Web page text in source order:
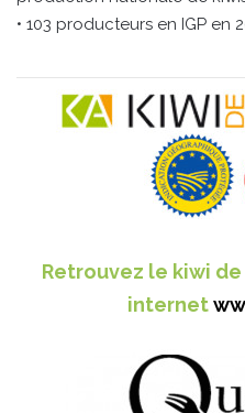
• 103 producteurs en IGP en
Retrouvez le kiwi de
internet